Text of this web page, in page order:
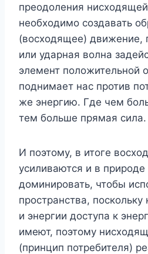
преодоления
необходимо создавать
(восходящее) движение,
или ударная волна
элемент положительной
поднимает нас против
же энергию. Где чем
тем больше прямая сила.
И поэтому, в итоге
усиливаются и в
доминировать, чтобы
пространства,
и энергии доступа к
имеют, поэтому
(принцип потребителя)